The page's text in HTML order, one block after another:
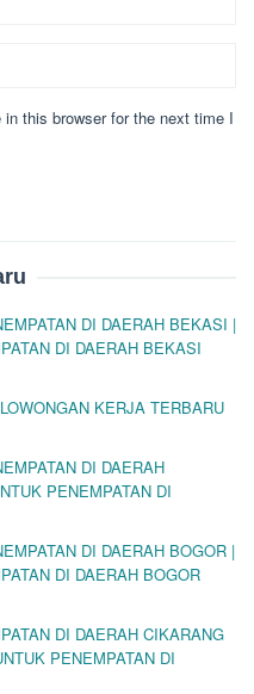
this browser for the next time I
DI DAERAH BEKASI |
DI DAERAH BEKASI
KERJA TERBARU
DI DAERAH
PENEMPATAN DI
DI DAERAH BOGOR |
DI DAERAH BOGOR
DI DAERAH CIKARANG
PENEMPATAN DI